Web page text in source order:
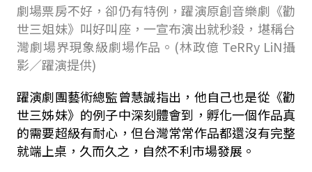
劇場票房不好，卻仍有特例，躍演原創音樂劇《勸
世三姐妹》叫好叫座，一宣布演出就秒殺，堪稱台
灣劇場界現象級劇場作品。(林政億 TeRRy LiN攝
影／躍演提供)
躍演劇團藝術總監曾慧誠指出，他自己也是從《勸
世三姊妹》的例子中深刻體會到，孵化一個作品真
的需要超級有耐心，但台灣常常作品都還沒有完整
就端上桌，久而久之，自然不利市場發展。